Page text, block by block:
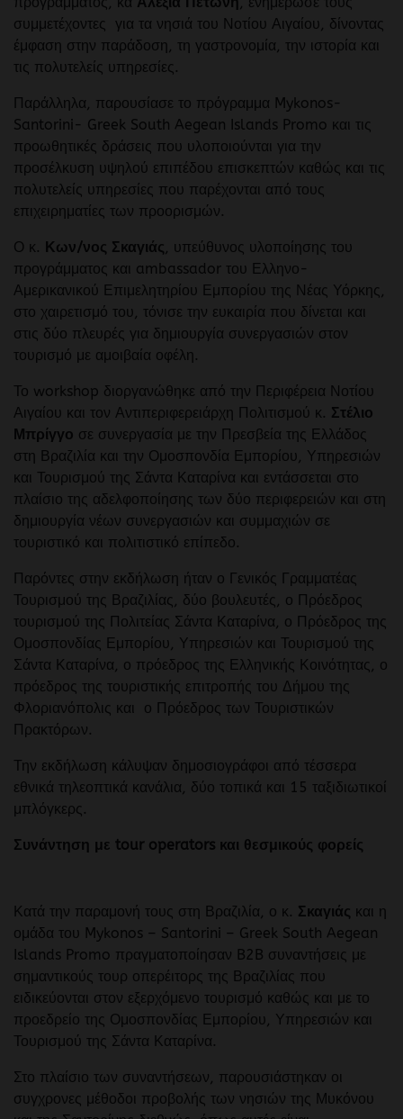
συμμετέχοντες για τα νησιά του Νοτίου Αιγαίου, δίνοντας
έμφαση στην παράδοση, τη γαστρονομία, την ιστορία και
τις πολυτελείς υπηρεσίες.
Παράλληλα, παρουσίασε το πρόγραμμα Mykonos-
Santorini- Greek South Aegean Islands Promo και τις
προωθητικές δράσεις που υλοποιούνται για την
προσέλκυση υψηλού επιπέδου επισκεπτών καθώς και τις
πολυτελείς υπηρεσίες που παρέχονται από τους
επιχειρηματίες των προορισμών.
Ο κ. Κων/νος Σκαγιάς, υπεύθυνος υλοποίησης του
προγράμματος και ambassador του Ελληνο-
Αμερικανικού Επιμελητηρίου Εμπορίου της Νέας Υόρκης,
στο χαιρετισμό του, τόνισε την ευκαιρία που δίνεται και
στις δύο πλευρές για δημιουργία συνεργασιών στον
τουρισμό με αμοιβαία οφέλη.
Το workshop διοργανώθηκε από την Περιφέρεια Νοτίου
Αιγαίου και τον Αντιπεριφερειάρχη Πολιτισμού κ. Στέλιο
Μπρίγγο σε συνεργασία με την Πρεσβεία της Ελλάδος
στη Βραζιλία και την Ομοσπονδία Εμπορίου, Υπηρεσιών
και Τουρισμού της Σάντα Καταρίνα και εντάσσεται στο
πλαίσιο της αδελφοποίησης των δύο περιφερειών και στη
δημιουργία νέων συνεργασιών και συμμαχιών σε
τουριστικό και πολιτιστικό επίπεδο.
Παρόντες στην εκδήλωση ήταν ο Γενικός Γραμματέας
Τουρισμού της Βραζιλίας, δύο βουλευτές, ο Πρόεδρος
τουρισμού της Πολιτείας Σάντα Καταρίνα, ο Πρόεδρος της
Ομοσπονδίας Εμπορίου, Υπηρεσιών και Τουρισμού της
Σάντα Καταρίνα, ο πρόεδρος της Ελληνικής Κοινότητας, ο
πρόεδρος της τουριστικής επιτροπής του Δήμου της
Φλοριανόπολις και ο Πρόεδρος των Τουριστικών
Πρακτόρων.
Την εκδήλωση κάλυψαν δημοσιογράφοι από τέσσερα
εθνικά τηλεοπτικά κανάλια, δύο τοπικά και 15 ταξιδιωτικοί
μπλόγκερς.
Συνάντηση με tour operators και θεσμικούς φορείς
Κατά την παραμονή τους στη Βραζιλία, ο κ. Σκαγιάς και η
ομάδα του Mykonos – Santorini – Greek South Aegean
Islands Promo πραγματοποίησαν B2B συναντήσεις με
σημαντικούς τουρ οπερέιτορς της Βραζιλίας που
ειδικεύονται στον εξερχόμενο τουρισμό καθώς και με το
προεδρείο της Ομοσπονδίας Εμπορίου, Υπηρεσιών και
Τουρισμού της Σάντα Καταρίνα.
Στο πλαίσιο των συναντήσεων, παρουσιάστηκαν οι
συγχρονες μέθοδοι προβολής των νησιών της Μυκόνου